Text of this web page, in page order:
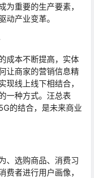
为重要的生产要素，
动产业变革。
成本不断提高，实体
让商家的营销信息精
现线上线下相结合，
一种方式。汪总表
的结合，是未来商业
、选购商品、消费习
费者进行用户画像，